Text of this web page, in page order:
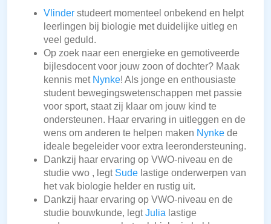
Vlinder studeert momenteel onbekend en helpt
leerlingen bij biologie met duidelijke uitleg en
veel geduld.
Op zoek naar een energieke en gemotiveerde
bijlesdocent voor jouw zoon of dochter? Maak
kennis met Nynke! Als jonge en enthousiaste
student bewegingswetenschappen met passie
voor sport, staat zij klaar om jouw kind te
ondersteunen. Haar ervaring in uitleggen en de
wens om anderen te helpen maken Nynke de
ideale begeleider voor extra leerondersteuning.
Dankzij haar ervaring op VWO-niveau en de
studie vwo , legt Sude lastige onderwerpen van
het vak biologie helder en rustig uit.
Dankzij haar ervaring op VWO-niveau en de
studie bouwkunde, legtJulia lastige